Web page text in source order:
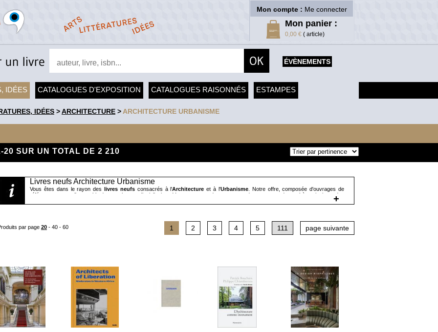
Mon compte : Me connecter
Mon panier :
0,00 € ( article)
ÉVÈNEMENTS
IDÉES CATALOGUES D'EXPOSITION CATALOGUES RAISONNÉS ESTAMPES
IDÉES >ARCHITECTURE > ARCHITECTURE URBANISME
20 SUR UN TOTAL DE 2 210
Livres neufs Architecture Urbanisme
Vous êtes dans le rayon des livres neufsconsacrés à l'Architecture et à l'Urbanisme. Notre offre, composée d'ouvrages de
référence, couvre l'ensemble de ces champs disciplinaires. Vous trouverez dans ce rayon des ouvrages de synthèse ainsi que des
monographies consacrées à de grandes figures de l'architecture ou de l'intervention urbaine comme Aalto, Mario Botta, Breuer,
Buckminster, Fuller, Garnier, Guimard, Zaha Hadid, Haussman, Louis I Kahn, Le Corbusier, Shigeru Ban, Ledoux, Le Vau, Philibert de
+
par page 20 - 40 - 60 1 2 3 4 5 111 page suivante